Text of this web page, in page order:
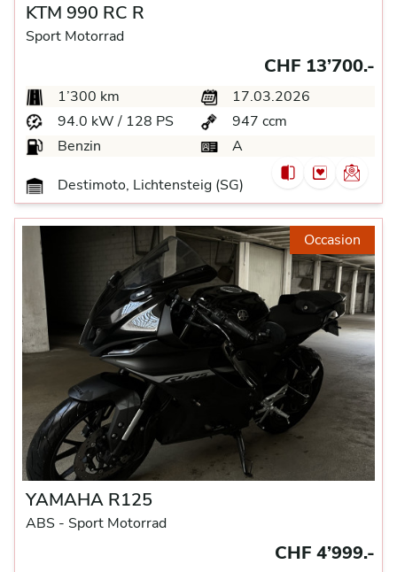
KTM 990 RC R
Sport Motorrad
CHF 13’700.-
1’300 km
17.03.2026
94.0 kW / 128 PS
947 ccm
Benzin
A
Destimoto, Lichtensteig (SG)
Occasion
YAMAHA R125
ABS - Sport Motorrad
CHF 4’999.-